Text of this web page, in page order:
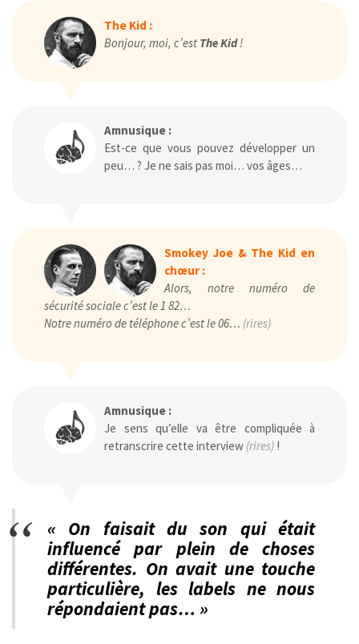
The Kid :
Bonjour, moi, c’est The Kid!
Amnusique :
Est-ce que vous pouvez développer un
peu… ? Je ne sais pas moi… vos âges…
Smokey Joe & The Kid en
chœur :
Alors, notre numéro de
sécurité sociale c’est le 1 82…
Notre numéro de téléphone c’est le 06… (rires)
Amnusique :
Je sens qu’elle va être compliquée à
retranscrire cette interview (rires) !
« On faisait du son qui était
influencé par plein de choses
différentes. On avait une touche
particulière, les labels ne nous
répondaient pas… »